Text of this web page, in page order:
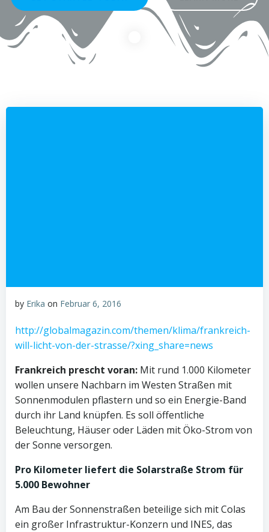
by Erika on Februar 6, 2016
http://globalmagazin.com/themen/klima/frankreich-
will-licht-von-der-strasse/?xing_share=news
Frankreich prescht voran: Mit rund 1.000 Kilometer
wollen unsere Nachbarn im Westen Straßen mit
Sonnenmodulen pflastern und so ein Energie-Band
durch ihr Land knüpfen. Es soll öffentliche
Beleuchtung, Häuser oder Läden mit Öko-Strom von
der Sonne versorgen.
Pro Kilometer liefert die Solarstraße Strom für
5.000 Bewohner
Am Bau der Sonnenstraßen beteilige sich mit Colas
ein großer Infrastruktur-Konzern und INES, das